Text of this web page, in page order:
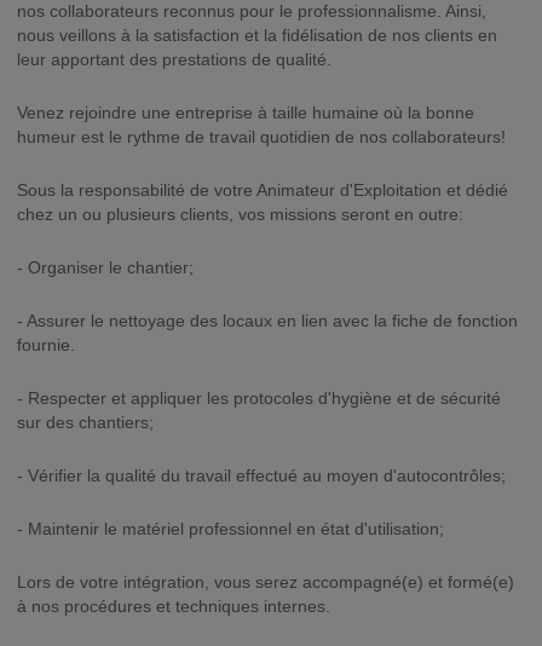
nos collaborateurs reconnus pour le professionnalisme. Ainsi,
nous veillons à la satisfaction et la fidélisation de nos clients en
leur apportant des prestations de qualité.
Venez rejoindre une entreprise à taille humaine où la bonne
humeur est le rythme de travail quotidien de nos collaborateurs!
Sous la responsabilité de votre Animateur d'Exploitation et dédié
chez un ou plusieurs clients, vos missions seront en outre:
- Organiser le chantier;
- Assurer le nettoyage des locaux en lien avec la fiche de fonction
fournie.
- Respecter et appliquer les protocoles d'hygiène et de sécurité
sur des chantiers;
- Vérifier la qualité du travail effectué au moyen d'autocontrôles;
- Maintenir le matériel professionnel en état d'utilisation;
Lors de votre intégration, vous serez accompagné(e) et formé(e)
à nos procédures et techniques internes.